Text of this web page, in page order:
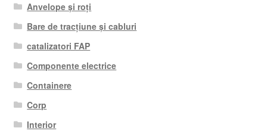
Anvelope și roți
Bare de tracțiune și cabluri
catalizatori FAP
Componente electrice
Containere
Corp
Interior